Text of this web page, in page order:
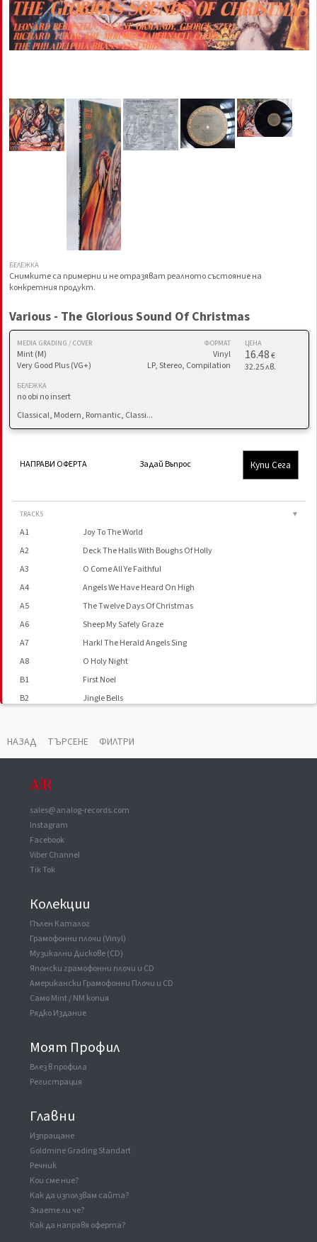
БЕЛЕЖКА
Снимките са примерни и не отразяват реалното състояние на
конкретния продукт.
Various - The Glorious Sound Of Christmas
MEDIA GRADING / COVER
Mint (M)
Very Good Plus (VG+)
ФОРМАТ
Vinyl
LP, Stereo, Compilation
ЦЕНА
16.48€
32.25 лв.
БЕЛЕЖКА
no obi no insert
Classical, Modern, Romantic, Classi...
НАПРАВИ ОФЕРТА Задай Въпрос Купи Сега
TRACKS ▼
A1
Joy To The World
A2
Deck The Halls With Boughs Of Holly
A3
O Come All Ye Faithful
A4
Angels We Have Heard On High
A5
The Twelve Days Of Christmas
A6
Sheep My Safely Graze
A7
Hark! The Herald Angels Sing
A8
O Holy Night
B1
First Noel
B2
Jingle Bells
Silent Night
НАЗАД ТЪРСЕНЕ ФИЛТРИ
sales@analog-records.com
Instagram
Facebook
Viber Channel
Tik Tok
Колекции
Пълен Каталог
Грамофонни плочи (Vinyl)
Музикални Дискове (CD)
Японски грамофонни плочи и CD
Американски Грамофонни Плочи и CD
Само Mint / NM копия
Рядко Издание
Моят Профил
Влез в профила
Регистрация
Главни
Изпращане
Goldmine Grading Standart
Речник
Кои сме ние?
Как да използвам сайта?
Знаете ли че?
Как да направя оферта?